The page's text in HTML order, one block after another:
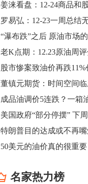
跌幅达6%，报689.5元/
低位。
14:20
方正有色研究团队：高
段性机会。自年初以来
立涨势，白银将开启补
金，金银比有望高位回归
13:55
豆二期货主力合约涨停，
CBOT大豆期货市场上涨
影响，夜盘连粕高位窄
操作为主。 ...
13:54
姜涞看盘：12-24商品和
“瀑布跌”之后 原油市场
名家热力榜